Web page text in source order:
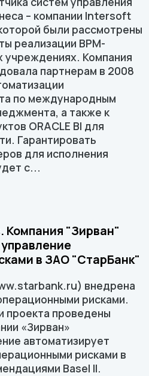
– компании Intersoft
были рассмотрены
реализации BPM-
учреждениях. Компания
партнерам в 2008
по международным
а также к
ORACLE BI для
Гарантировать
для исполнения
с...
Компания "Зирван"
в ЗАО "СтарБанк"
внедрена
рисками.
проекта проведены
«Зирван»
автоматизирует
рисками в
Basel II.